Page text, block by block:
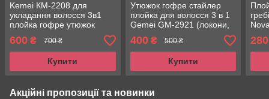
Kemei КМ-2208 для
укладання волосся 3в1
плойка гофре утюжок
600 ₴ 700 ₴
Купити
Утюжок гофре стайлер
плойка для волосся 3 в 1
Gemei GM-2921 (локони,
випрямляч, гофре)
400₴ 500 ₴
Купити
280
Акційні пропозиції та новинки